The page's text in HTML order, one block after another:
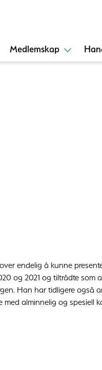
Medlemskap
endelig å kunne
og 2021 og tiltrådte som
Han har tidligere også
alminnelig og spesiell